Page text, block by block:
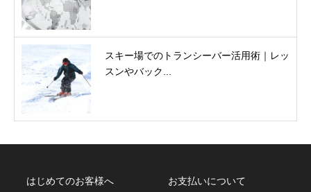
スキー場でのトランシーバー活用術｜レッ
スンやバック...
はじめてのお客様へ
お支払いについて